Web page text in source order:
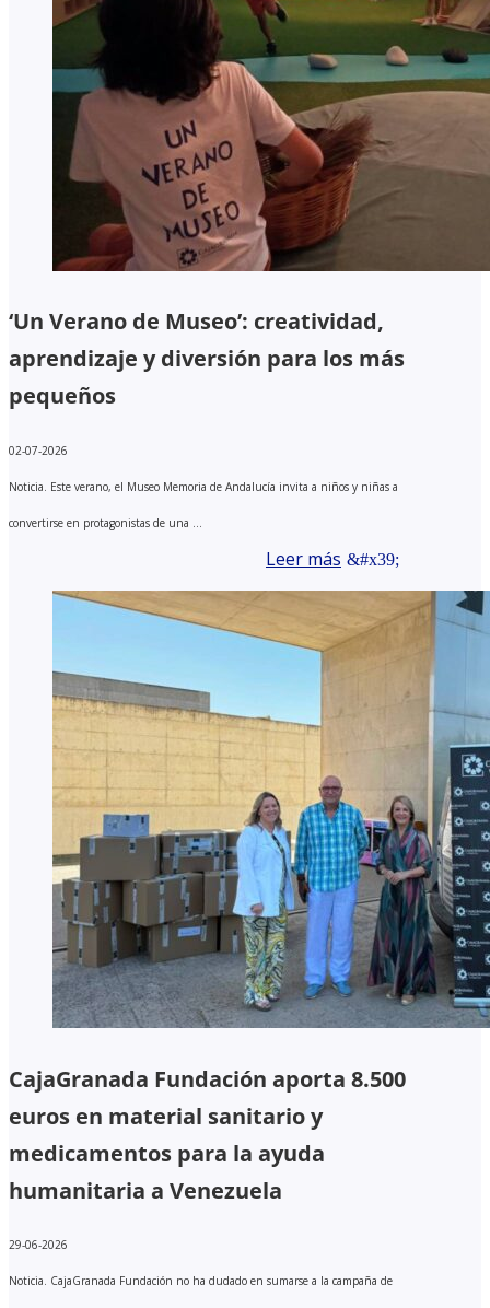
‘Un Verano de Museo’: creatividad,
aprendizaje y diversión para los más
pequeños
02-07-2026
Noticia. Este verano, el Museo Memoria de Andalucía invita a niños y niñas a
convertirse en protagonistas de una ...
Leer más
CajaGranada Fundación aporta 8.500
euros en material sanitario y
medicamentos para la ayuda
humanitaria a Venezuela
29-06-2026
Noticia. CajaGranada Fundación no ha dudado en sumarse a la campaña de